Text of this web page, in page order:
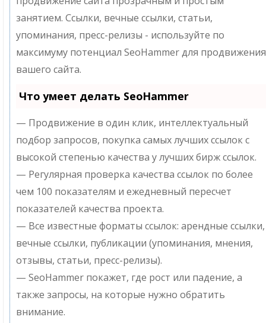
занятием. Ссылки, вечные ссылки, статьи,
упоминания, пресс-релизы - используйте по
максимуму потенциал SeoHammer для продвижения
вашего сайта.
Что умеет делать SeoHammer
— Продвижение в один клик, интеллектуальный
подбор запросов, покупка самых лучших ссылок с
высокой степенью качества у лучших бирж ссылок.
— Регулярная проверка качества ссылок по более
чем 100 показателям и ежедневный пересчет
показателей качества проекта.
— Все известные форматы ссылок: арендные ссылки,
вечные ссылки, публикации (упоминания, мнения,
отзывы, статьи, пресс-релизы).
— SeoHammer покажет, где рост или падение, а
также запросы, на которые нужно обратить
внимание.